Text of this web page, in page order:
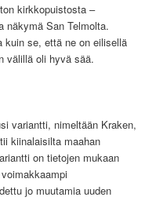
kirkkopuistosta –
näkymä San Telmolta.
kuin se, että ne on eilisellä
välillä oli hyvä sää.
variantti, nimeltään Kraken,
kiinalaisilta maahan
on tietojen mukaan
jo muutamia uuden